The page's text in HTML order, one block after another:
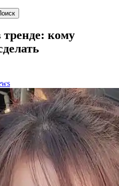
тренде: кому